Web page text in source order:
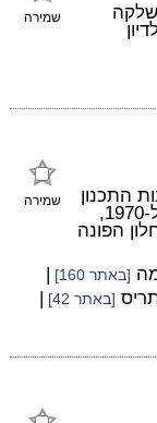
שמירה
שלקה
שמירה
התכנון
והבניה (בקשה להיתר, תנאיו ואגרות) תש"ל-1970,
הפונה
[באתר 160]
|
[באתר 42]
|